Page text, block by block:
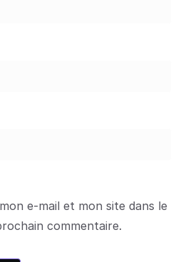
e-mail et mon site dans le
commentaire.